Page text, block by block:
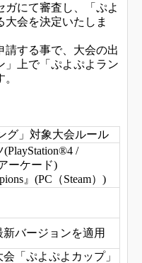
ガにて審査し、「ぷよ
会を決定いたしま
請する事で、大会の出
」上で「ぷよぷよラン
グ」対象大会ルール
/
ーケード)
』(PC（Steam）)
バージョンを適用
「ぷよぷよカップ」